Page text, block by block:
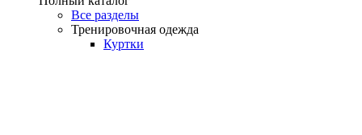
Все разделы
Тренировочная одежда
Куртки